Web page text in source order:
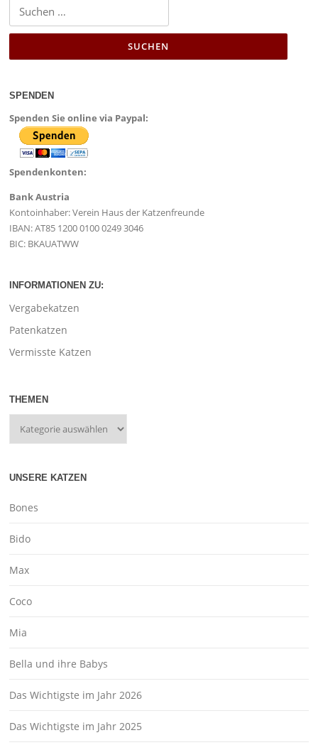
SPENDEN
Spenden Sie online via Paypal:
Spendenkonten:
Bank Austria
Kontoinhaber: Verein Haus der Katzenfreunde
IBAN: AT85 1200 0100 0249 3046
BIC: BKAUATWW
INFORMATIONEN ZU:
Vergabekatzen
Patenkatzen
Vermisste Katzen
THEMEN
UNSERE KATZEN
Bones
Bido
Max
Coco
Mia
Bella und ihre Babys
Das Wichtigste im Jahr 2026
Das Wichtigste im Jahr 2025